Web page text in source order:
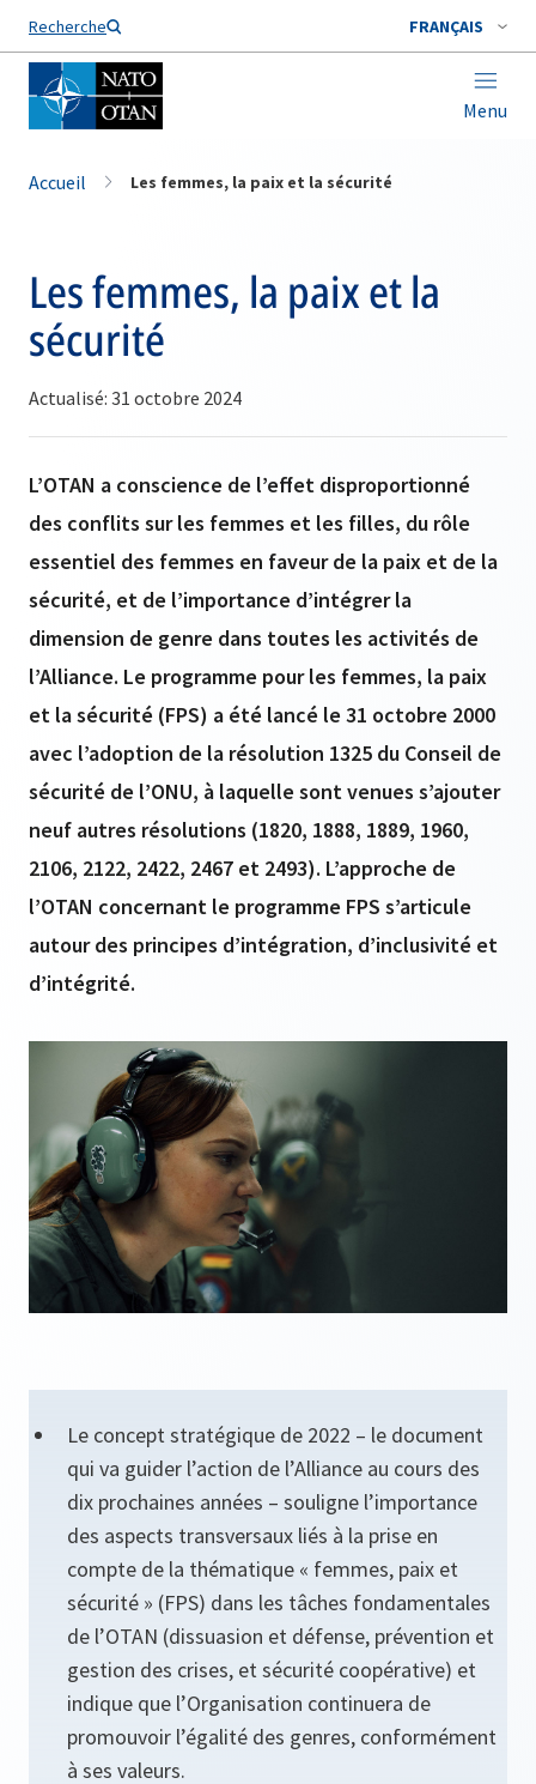
Recherche FRANÇAIS
Menu
Nom de famille*
Accueil Les femmes, la paix et la sécurité
Les femmes, la paix et la
sécurité
Actualisé: 31 octobre 2024
L’OTAN a conscience de l’effet disproportionné
des conflits sur les femmes et les filles, du rôle
essentiel des femmes en faveur de la paix et de la
sécurité, et de l’importance d’intégrer la
dimension de genre dans toutes les activités de
l’Alliance. Le programme pour les femmes, la paix
et la sécurité (FPS) a été lancé le 31 octobre 2000
avec l’adoption de la résolution 1325 du Conseil de
sécurité de l’ONU, à laquelle sont venues s’ajouter
neuf autres résolutions (1820, 1888, 1889, 1960,
2106, 2122, 2422, 2467 et 2493). L’approche de
l’OTAN concernant le programme FPS s’articule
autour des principes d’intégration, d’inclusivité et
d’intégrité.
Le concept stratégique de 2022 – le document
qui va guider l’action de l’Alliance au cours des
dix prochaines années – souligne l’importance
des aspects transversaux liés à la prise en
compte de la thématique « femmes, paix et
sécurité » (FPS) dans les tâches fondamentales
de l’OTAN (dissuasion et défense, prévention et
gestion des crises, et sécurité coopérative) et
indique que l’Organisation continuera de
promouvoir l’égalité des genres, conformément
à ses valeurs.